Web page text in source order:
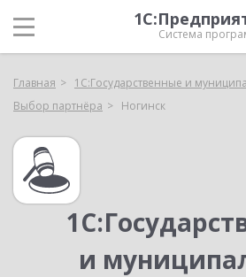
Система
Главная
1С:Государственные и
Выбор партнёра
Ногинск
и